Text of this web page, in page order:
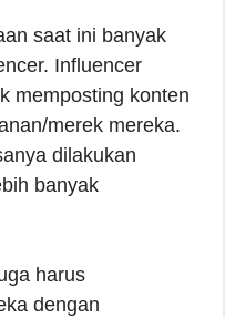
saat ini banyak
Influencer
memposting konten
merek mereka.
dilakukan
banyak
harus
dengan